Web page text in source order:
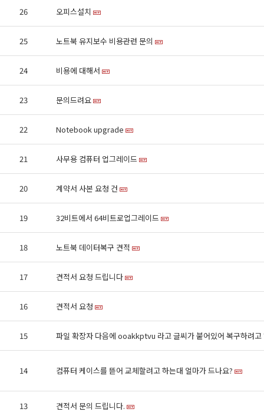
26 오피스설치
25 노트북 유지보수 비용관련 문의
24 비용에 대해서
23 문의드려요
22 Notebook upgrade
21 사무용 컴퓨터 업그레이드
20 계약서 사본 요청 건
19 32비트에서 64비트로업그레이드
18 노트북 데이터복구 견적
17 견적서 요청 드립니다
16 견적서 요청
15 파일 확장자 다음에 ooakkptvu 라고 글씨가 붙어있어 복구하려
14 컴퓨터 케이스를 뜯어 교체할려고 하는대 얼마가 드나요?
13 견적서 문의 드립니다.